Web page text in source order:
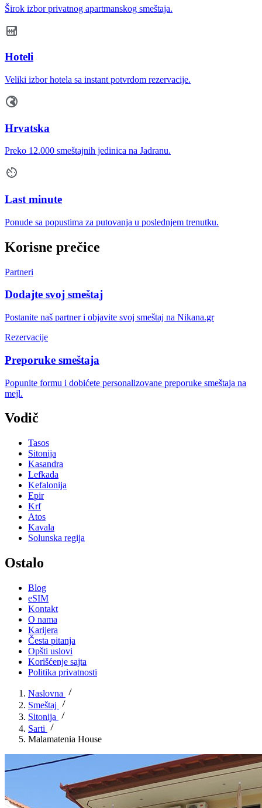
Širok izbor privatnog apartmanskog smeštaja.
Hoteli
Veliki izbor hotela sa instant potvrdom rezervacije.
Hrvatska
Preko 12.000 smeštajnih jedinica na Jadranu.
Last minute
Ponude sa popustima za putovanja u poslednjem trenutku.
Korisne prečice
Partneri
Dodajte svoj smeštaj
Postanite naš partner i objavite svoj smeštaj na Nikana.gr
Rezervacije
Preporuke smeštaja
Popunite formu i dobićete personalizovane preporuke smeštaja na
mejl.
Vodič
Tasos
Sitonija
Kasandra
Lefkada
Kefalonija
Epir
Krf
Atos
Kavala
Solunska regija
Ostalo
Blog
eSIM
Kontakt
O nama
Karijera
Česta pitanja
Opšti uslovi
Korišćenje sajta
Politika privatnosti
Naslovna
Smeštaj
Sitonija
Sarti
Malamatenia House